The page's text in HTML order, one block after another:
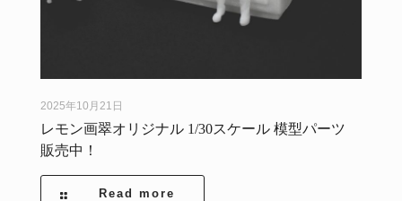
2025年10月21日
レモン画翠オリジナル 1/30スケール 模型パーツ
販売中！
Read more